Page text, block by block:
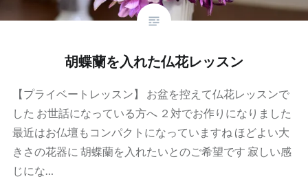
胡蝶蘭を入れた仏花レッスン
【プライベートレッスン】 お盆を控えて仏花レッスンで
した お世話になっている方へ ２対でお作りになりました
最近はお仏壇もコンパクトになっていますね ほどよい大
きさの花器に 胡蝶蘭を入れたいとのご希望です 寂しい感
じにな…